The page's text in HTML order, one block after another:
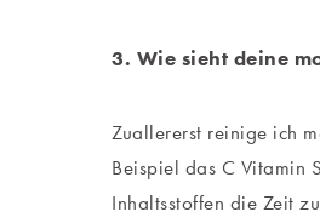
3. Wie sieht deine
Zuallererst reinige ich
Beispiel das C Vitamin
Inhaltsstoffen die Zeit